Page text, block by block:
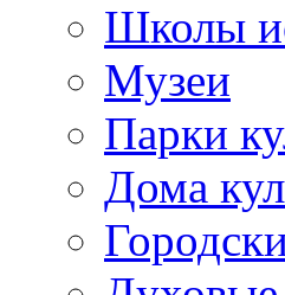
Школы
Музеи
Парки
Дома